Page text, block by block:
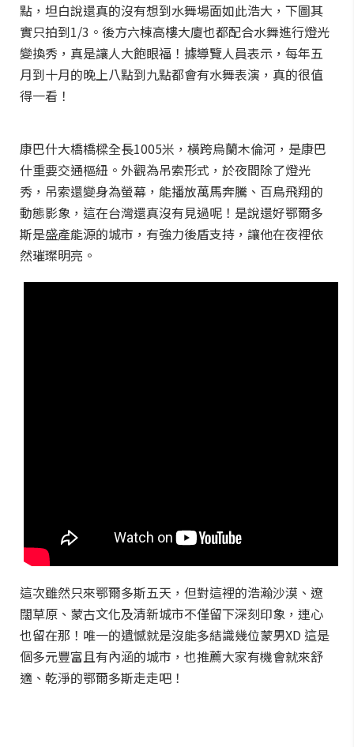
點，坦白說還真的沒有想到水舞場面如此浩大，下圖其
實只拍到1/3。後方六棟高樓大廈也都配合水舞進行燈光
變換秀，真是讓人大飽眼福！據導覽人員表示，每年五
月到十月的晚上八點到九點都會有水舞表演，真的很值
得一看！
康巴什大橋橋樑全長1005米，橫跨烏蘭木倫河，是康巴
什重要交通樞紐。外觀為吊索形式，於夜間除了燈光
秀，吊索還變身為螢幕，能播放萬馬奔騰、百鳥飛翔的
動態影象，這在台灣還真沒有見過呢！是說還好鄂爾多
斯是盛產能源的城市，有強力後盾支持，讓他在夜裡依
然璀璨明亮。
這次雖然只來鄂爾多斯五天，但對這裡的浩瀚沙漠、遼
闊草原、蒙古文化及清新城市不僅留下深刻印象，連心
也留在那！唯一的遺憾就是沒能多結識幾位蒙男XD 這是
個多元豐富且有內涵的城市，也推薦大家有機會就來舒
適、乾淨的鄂爾多斯走走吧！